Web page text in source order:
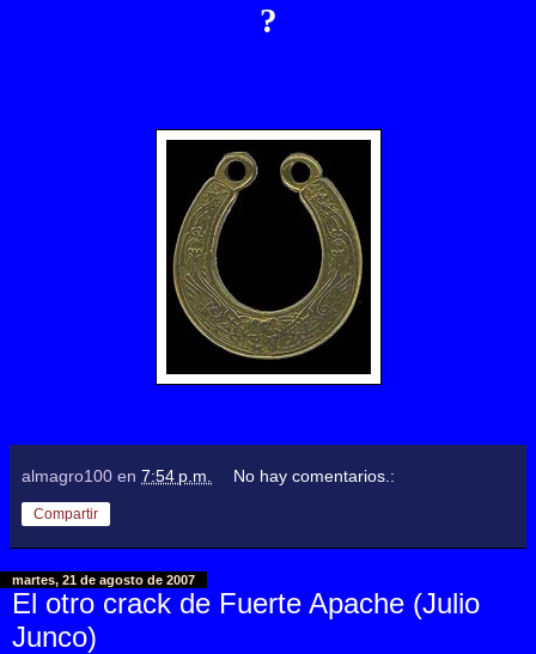
?
almagro100 en 7:54 p.m. No hay comentarios.:
Compartir
martes, 21 de agosto de 2007
El otro crack de Fuerte Apache (Julio
Junco)